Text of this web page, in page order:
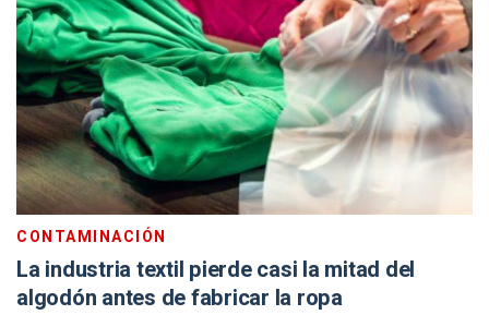
CONTAMINACIÓN
La industria textil pierde casi la mitad del
algodón antes de fabricar la ropa